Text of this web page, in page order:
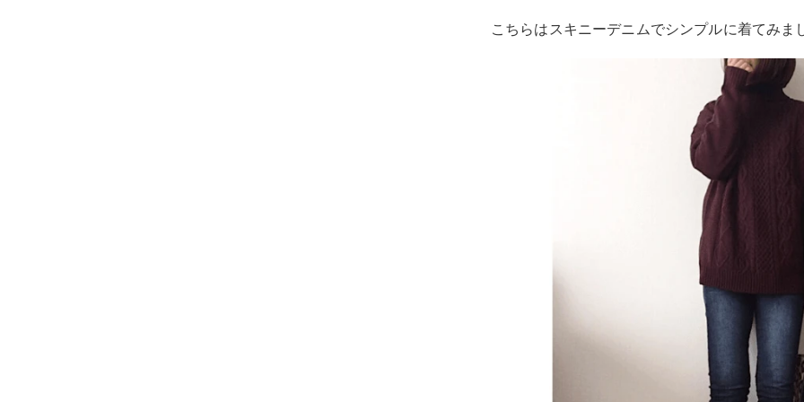
こちらはスキニーデニムでシンプルに着てみま